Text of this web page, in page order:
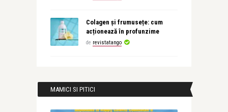
Colagen și frumusețe: cum
acționează în profunzime
de revistatango
MAMICI SI PITICI